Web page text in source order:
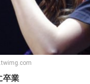
卒業